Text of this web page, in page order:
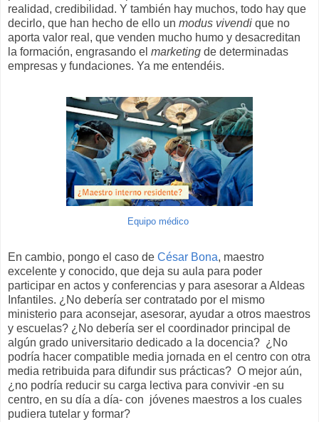
realidad, credibilidad. Y también hay muchos, todo hay que
decirlo, que han hecho de ello un modus vivendi que no
aporta valor real, que venden mucho humo y desacreditan
la formación, engrasando el marketing de determinadas
empresas y fundaciones. Ya me entendéis.
Equipo médico
En cambio, pongo el caso de César Bona, maestro
excelente y conocido, que deja su aula para poder
participar en actos y conferencias y para asesorar a Aldeas
Infantiles. ¿No debería ser contratado por el mismo
ministerio para aconsejar, asesorar, ayudar a otros maestros
y escuelas? ¿No debería ser el coordinador principal de
algún grado universitario dedicado a la docencia? ¿No
podría hacer compatible media jornada en el centro con otra
media retribuida para difundir sus prácticas? O mejor aún,
¿no podría reducir su carga lectiva para convivir -en su
centro, en su día a día- con jóvenes maestros a los cuales
pudiera tutelar y formar?